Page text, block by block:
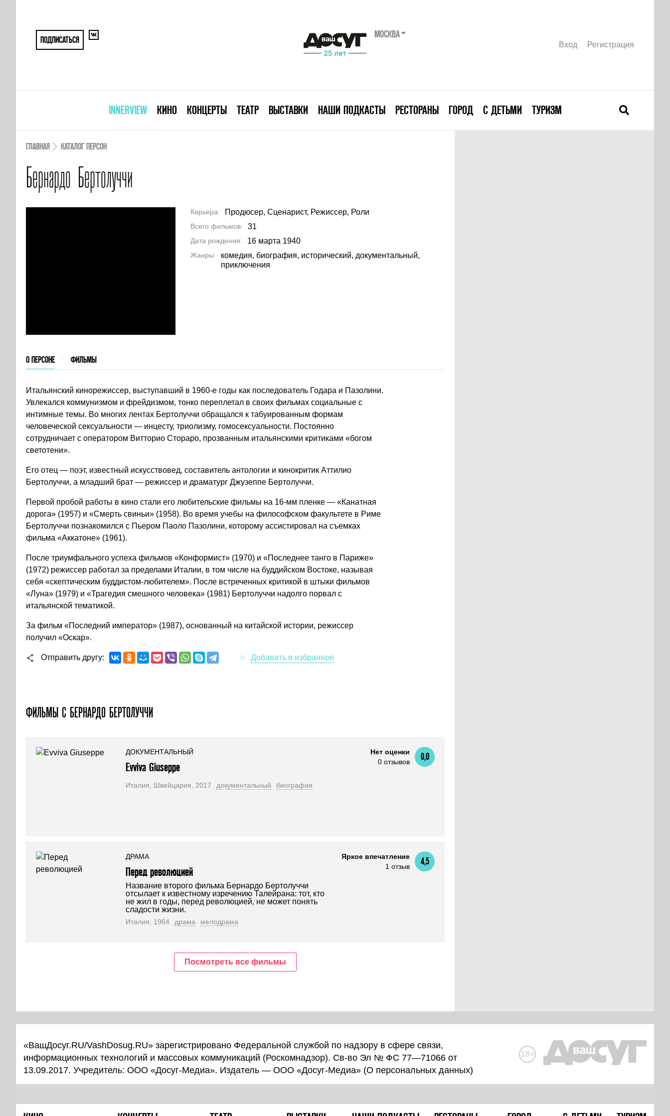
ПОДПИСАТЬСЯ
МОСКВА
Вход Регистрация
INNERVIEW КИНО КОНЦЕРТЫ ТЕАТР ВЫСТАВКИ НАШИ ПОДКАСТЫ РЕСТОРАНЫ ГОРОД С ДЕТЬМИ ТУРИЗМ
ГЛАВНАЯ КАТАЛОГ ПЕРСОН
Бернардо Бертолуччи
Карьера Продюсер, Сценарист, Режиссер, Роли
Всего фильмов 31
Дата рождения 16 марта 1940
Жанры
комедия, биография, исторический, документальный,
приключения
О ПЕРСОНЕ ФИЛЬМЫ
Итальянский кинорежиссер, выступавший в 1960-е годы как последователь Годара и Пазолини.
Увлекался коммунизмом и фрейдизмом, тонко переплетал в своих фильмах социальные с
интимные темы. Во многих лентах Бертолуччи обращался к табуированным формам
человеческой сексуальности — инцесту, триолизму, гомосексуальности. Постоянно
сотрудничает с оператором Витторио Стораро, прозванным итальянскими критиками «богом
светотени».
Его отец — поэт, известный искусствовед, составитель антологии и кинокритик Аттилио
Бертолуччи, а младший брат — режиссер и драматург Джузеппе Бертолуччи.
Первой пробой работы в кино стали его любительские фильмы на 16-мм пленке — «Канатная
дорога» (1957) и «Смерть свиньи» (1958). Во время учебы на философском факультете в Риме
Бертолуччи познакомился с Пьером Паоло Пазолини, которому ассистировал на съемках
фильма «Аккатоне» (1961).
После триумфального успеха фильмов «Конформист» (1970) и «Последнее танго в Париже»
(1972) режиссер работал за пределами Италии, в том числе на буддийском Востоке, называя
себя «скептическим буддистом-любителем». После встреченных критикой в штыки фильмов
«Луна» (1979) и «Трагедия смешного человека» (1981) Бертолуччи надолго порвал с
итальянской тематикой.
За фильм «Последний император» (1987), основанный на китайской истории, режиссер
получил «Оскар».
Отправить другу
ФИЛЬМЫ С БЕРНАРДО БЕРТОЛУЧЧИ
ДОКУМЕНТАЛЬНЫЙ
Evviva Giuseppe
Италия, Швейцария, 2017 документальный биография
Нет оценки
0 отзывов
0,0
ДРАМА
Перед революцией
Название второго фильма Бернардо Бертолуччи
отсылает к известному изречению Талейрана: тот, кто
не жил в годы, перед революцией, не может понять
сладости жизни.
Италия, 1964 драма мелодрама
Яркое впечатление
1 отзыв
4,5
Посмотреть все фильмы
«ВашДосуг.RU/VashDosug.RU» зарегистрировано Федеральной службой по надзору в сфере связи,
информационных технологий и массовых коммуникаций (Роскомнадзор). Св-во Эл № ФС 77—71066 от
13.09.2017. Учредитель: ООО «Досуг-Медиа». Издатель — ООО «Досуг-Медиа» (О персональных данных)
18+